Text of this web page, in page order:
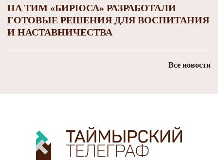
НА ТИМ «БИРЮСА» РАЗРАБОТАЛИ
ГОТОВЫЕ РЕШЕНИЯ ДЛЯ ВОСПИТАНИЯ
И НАСТАВНИЧЕСТВА
Все новости